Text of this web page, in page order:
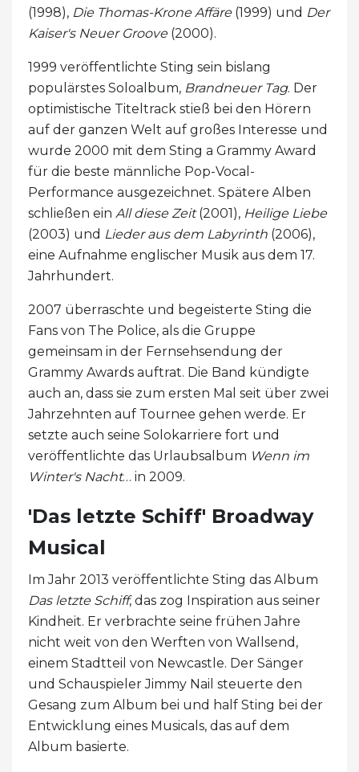
(1998), Die Thomas-Krone Affäre(1999) und Der
Kaiser's Neuer Groove(2000).
1999 veröffentlichte Sting sein bislang
populärstes Soloalbum, Brandneuer Tag. Der
optimistische Titeltrack stieß bei den Hörern
auf der ganzen Welt auf großes Interesse und
wurde 2000 mit dem Sting a Grammy Award
für die beste männliche Pop-Vocal-
Performance ausgezeichnet. Spätere Alben
schließen ein All diese Zeit(2001), Heilige Liebe
(2003) und Lieder aus dem Labyrinth (2006),
eine Aufnahme englischer Musik aus dem 17.
Jahrhundert.
2007 überraschte und begeisterte Sting die
Fans von The Police, als die Gruppe
gemeinsam in der Fernsehsendung der
Grammy Awards auftrat. Die Band kündigte
auch an, dass sie zum ersten Mal seit über zwei
Jahrzehnten auf Tournee gehen werde. Er
setzte auch seine Solokarriere fort und
veröffentlichte das Urlaubsalbum Wenn im
Winter's Nacht… in 2009.
'Das letzte Schiff' Broadway
Musical
Im Jahr 2013 veröffentlichte Sting das Album
Das letzte Schiff, das zog Inspiration aus seiner
Kindheit. Er verbrachte seine frühen Jahre
nicht weit von den Werften von Wallsend,
einem Stadtteil von Newcastle. Der Sänger
und Schauspieler Jimmy Nail steuerte den
Gesang zum Album bei und half Sting bei der
Entwicklung eines Musicals, das auf dem
Album basierte.